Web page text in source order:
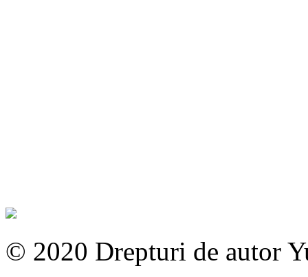
© 2020 Drepturi de autor